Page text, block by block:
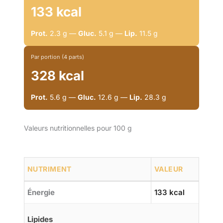
133 kcal
Prot. 2.3 g — Gluc. 5.1 g — Lip. 11.5 g
Par portion (4 parts)
328 kcal
Prot. 5.6 g — Gluc. 12.6 g — Lip. 28.3 g
Valeurs nutritionnelles pour 100 g
NUTRIMENT VALEUR
Énergie 133 kcal
Lipides